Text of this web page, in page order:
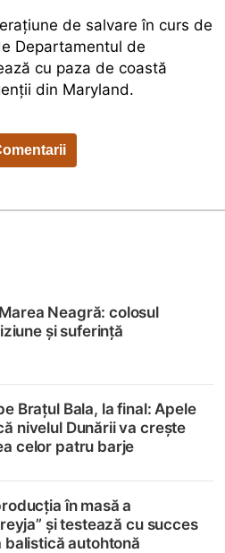
de salvare în curs de
Departamentul de
cu paza de coastă
din Maryland.
Neagră: colosul
și suferință
Brațul Bala, la final: Apele
nivelul Dunării va crește
celor patru barje
în masă a
și testează cu succes
balistică autohtonă